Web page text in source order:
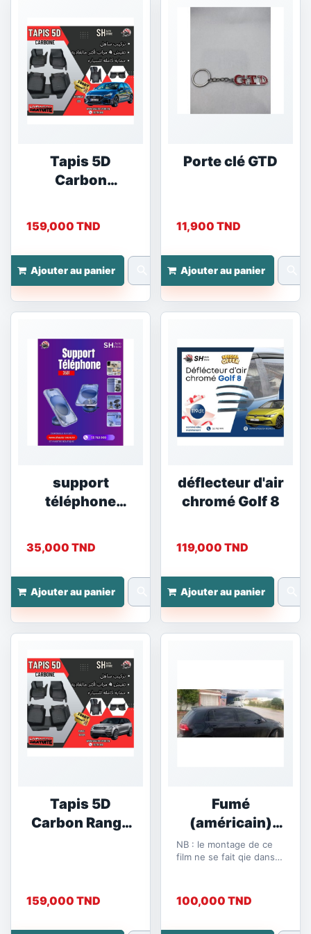
Tapis 5D
Carbon
159,000 TND
Ajouter au panier
Porte clé GTD
11,900 TND
Ajouter au panier
support
téléphone
35,000 TND
Ajouter au panier
déflecteur d'air
chromé Golf 8
119,000 TND
Ajouter au panier
Tapis 5D
Carbon Range
159,000 TND
Fumé
(américain)
100% la...
NB : le montage de ce
film ne se fait qie dans
100,000 TND